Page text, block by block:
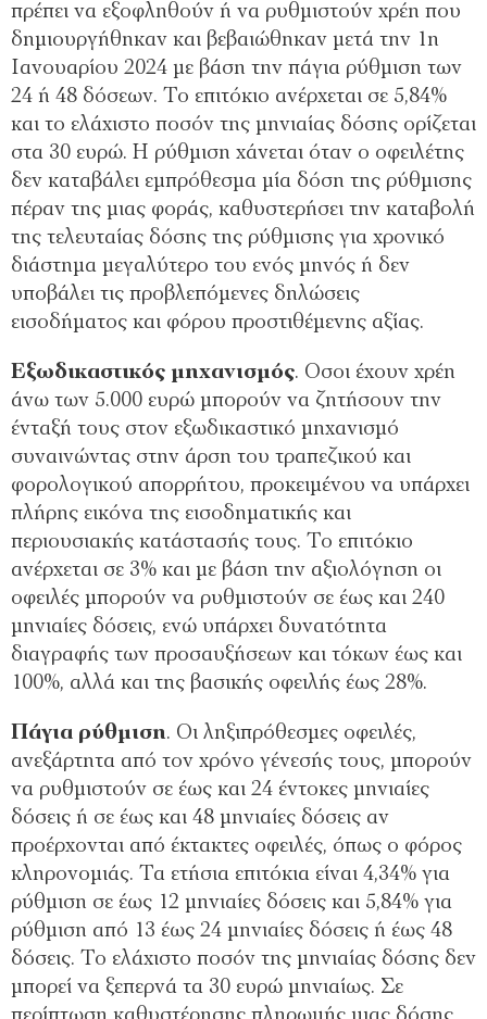
πρέπει να εξοφληθούν ή να ρυθµιστούν χρέη που
δηµιουργήθηκαν και βεβαιώθηκαν µετά την 1η
Ιανουαρίου 2024 µε βάση την πάγια ρύθµιση των
24 ή 48 δόσεων. Το επιτόκιο ανέρχεται σε 5,84%
και το ελάχιστο ποσόν της µηνιαίας δόσης ορίζεται
στα 30 ευρώ. Η ρύθµιση χάνεται όταν ο οφειλέτης
δεν καταβάλει εµπρόθεσµα µία δόση της ρύθµισης
πέραν της µιας φοράς, καθυστερήσει την καταβολή
της τελευταίας δόσης της ρύθµισης για χρονικό
διάστηµα µεγαλύτερο του ενός µηνός ή δεν
υποβάλει τις προβλεπόµενες δηλώσεις
εισοδήµατος και φόρου προστιθέµενης αξίας.
Εξωδικαστικός µηχανισµός. Οσοι έχουν χρέη
άνω των 5.000 ευρώ µπορούν να ζητήσουν την
ένταξή τους στον εξωδικαστικό µηχανισµό
συναινώντας στην άρση του τραπεζικού και
φορολογικού απορρήτου, προκειµένου να υπάρχει
πλήρης εικόνα της εισοδηµατικής και
περιουσιακής κατάστασής τους. Το επιτόκιο
ανέρχεται σε 3% και µε βάση την αξιολόγηση οι
οφειλές µπορούν να ρυθµιστούν σε έως και 240
µηνιαίες δόσεις, ενώ υπάρχει δυνατότητα
διαγραφής των προσαυξήσεων και τόκων έως και
100%, αλλά και της βασικής οφειλής έως 28%.
Πάγια ρύθµιση. Οι ληξιπρόθεσµες οφειλές,
ανεξάρτητα από τον χρόνο γένεσής τους, µπορούν
να ρυθµιστούν σε έως και 24 έντοκες µηνιαίες
δόσεις ή σε έως και 48 µηνιαίες δόσεις αν
προέρχονται από έκτακτες οφειλές, όπως ο φόρος
κληρονοµιάς. Τα ετήσια επιτόκια είναι 4,34% για
ρύθµιση σε έως 12 µηνιαίες δόσεις και 5,84% για
ρύθµιση από 13 έως 24 µηνιαίες δόσεις ή έως 48
δόσεις. Το ελάχιστο ποσόν της µηνιαίας δόσης δεν
µπορεί να ξεπερνά τα 30 ευρώ µηνιαίως. Σε